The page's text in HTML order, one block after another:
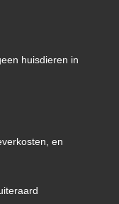
huisdieren in
en